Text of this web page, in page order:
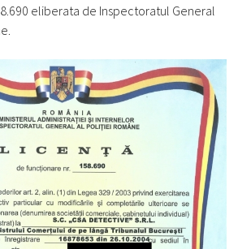
eliberata de Inspectoratul General